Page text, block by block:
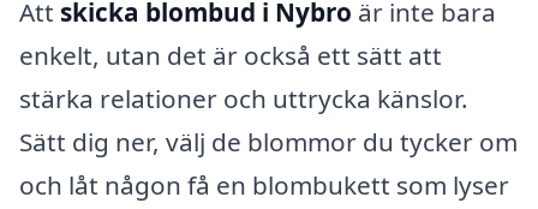
Att skicka blombud i Nybro är inte bara
enkelt, utan det är också ett sätt att
stärka relationer och uttrycka känslor.
Sätt dig ner, välj de blommor du tycker om
och låt någon få en blombukett som lyser